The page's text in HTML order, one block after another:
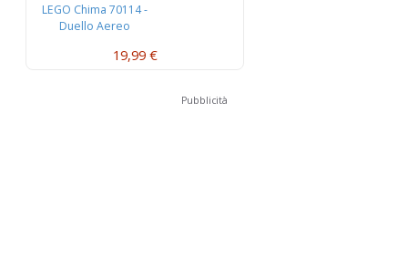
LEGO Chima 70114 -
Duello Aereo
19,99 €
Pubblicità